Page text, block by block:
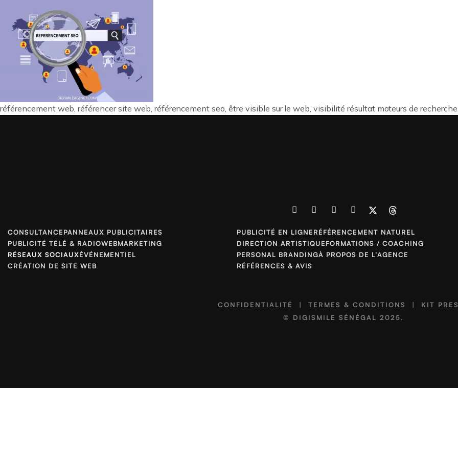
référencement web, référencer site web, référencement seo, être visible sur le web, visibilité résultat moteurs de
CONSULTANCEPANNEAUX PUBLICITAIRES
PUBLICITÉ TÉLÉ & RADIOWEBMARKETING
RÉSEAUX SOCIAUXÉVÉNEMENTIEL
CRÉATION DE SITE WEB
PUBLICITÉ EN LIGNERÉFÉRENCEMENT NATUREL
DIRECTION ARTISTIQUEFORMATIONS / COACHING
PERSONAL BRANDINGÀ PROPOS DE L’AGENCE
RÉFÉRENCES & AVIS
CONFIDENTIALITÉ | TERMES & CONDITIONS | KIT
© DIGISMILE SÉNÉGAL 2025.